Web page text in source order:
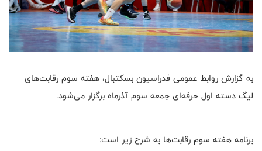
به گزارش روابط عمومی فدراسیون بسکتبال، هفته سوم رقابت‌های
لیگ دسته اول حرفه‌ای جمعه سوم آذرماه برگزار می‌شود.
برنامه هفته سوم رقابت‌ها به شرح زیر است: